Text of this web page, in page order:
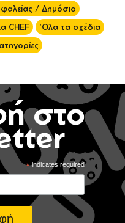
/ Δημόσιο
CHEF
'Ολα τα σχέδια
στο
*indicates required